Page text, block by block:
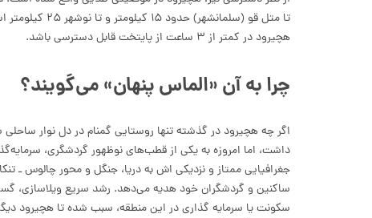
تا متل قو
هچیرود در کمتر از ۳ ساعت از پایتخت قابل دسترسی باشد.
چرا به آن «الماس پنهان» می‌گویند؟
اگر چه هچیرود در گذشته تنها روستایی گمنام در دل نوار
داشت، اما امروزه به یکی از قطب‌های نوظهور گردشگری،
جغرافیایی ممتاز و نزدیکی اش به دریا، جنگل و محور چالوس ـ
ساکنین و گردشگران خود هدیه می‌دهد. رشد سریع ویلاسازی،
سکونت یا سرمایه گذاری در این منطقه، سبب شده تا هچیرود دیگر